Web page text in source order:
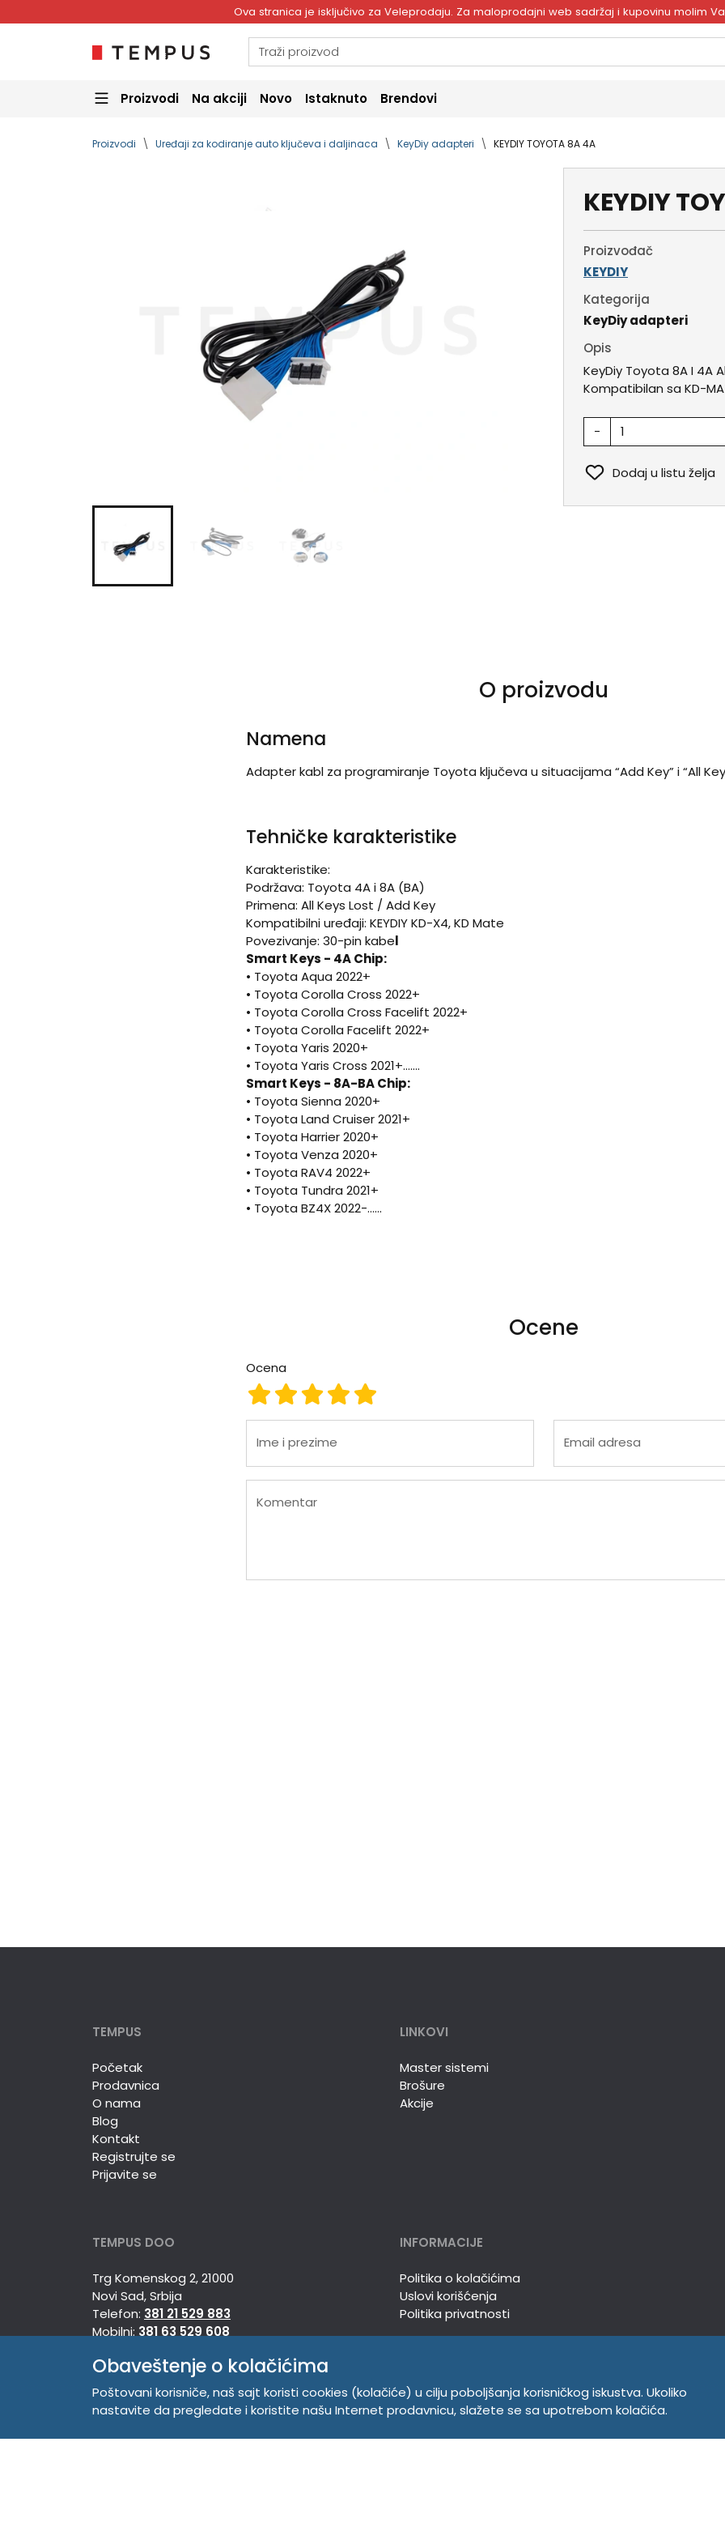
Ova stranica je isključivo za Veleprodaju. Za maloprodajni web sadržaj i kupovinu molim
Proizvodi Na akciji Novo Istaknuto Brendovi
Proizvodi Uređaji za kodiranje auto ključeva i daljinaca KeyDiy adapteri KEYDIY TOYOTA 8A 4A
KEYDIY
Proizvođač
KEYDIY
Kategorija
KeyDiy adapteri
Opis
KeyDiy Toyota 8A I 4A
Kompatibilan sa KD-
-
Dodaj u listu želja
O proizvodu
Namena
Adapter kabl za programiranje Toyota ključeva u situacijama “Add Key” i “All
Tehničke karakteristike
Karakteristike:
Podržava: Toyota 4A i 8A (BA)
Primena: All Keys Lost / Add Key
Kompatibilni uređaji: KEYDIY KD-X4, KD Mate
Povezivanje: 30-pin kabel
Smart Keys - 4A Chip:
• Toyota Aqua 2022+
• Toyota Corolla Cross 2022+
• Toyota Corolla Cross Facelift 2022+
• Toyota Corolla Facelift 2022+
• Toyota Yaris 2020+
• Toyota Yaris Cross 2021+.......
Smart Keys - 8A-BA Chip:
• Toyota Sienna 2020+
• Toyota Land Cruiser 2021+
• Toyota Harrier 2020+
• Toyota Venza 2020+
• Toyota RAV4 2022+
• Toyota Tundra 2021+
• Toyota BZ4X 2022-......
Ocene
Ocena
Ocena 5
Ocena 4
Ocena 3
Ocena 2
Ocena 1
Ime i prezime Email adresa
Komentar
TEMPUS
Početak
Prodavnica
O nama
Blog
Kontakt
Registrujte se
Prijavite se
LINKOVI
Master sistemi
Brošure
Akcije
TEMPUS DOO
Trg Komenskog 2, 21000
Novi Sad, Srbija
Telefon: 381 21 529 883
Mobilni: 381 63 529 608
Matični broj 20150718
INFORMACIJE
Politika o kolačićima
Uslovi korišćenja
Politika privatnosti
Obaveštenje o kolačićima
Poštovani korisniče, naš sajt koristi cookies (kolačiće) u cilju poboljšanja korisničkog iskustva. Ukoliko
nastavite da pregledate i koristite našu Internet prodavnicu, slažete se sa upotrebom kolačića.